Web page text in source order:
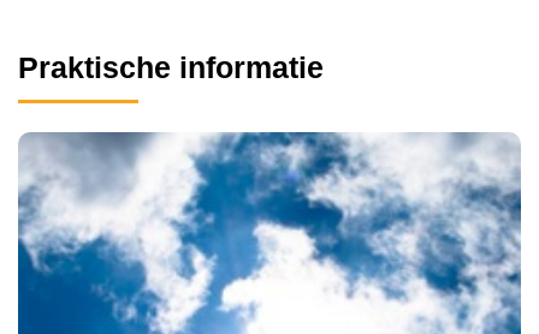
Praktische informatie